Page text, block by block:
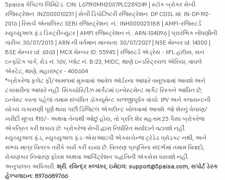
5paisa કેપિટલ લિમિટેડ. CIN: L67190MH2007PLC289249 | સ્ટૉક બ્રોકર સેબી
રજિસ્ટ્રેશન: INZ000010231 | સેબી ડિપોઝિટરી રજિસ્ટ્રેશન: DP CDSL માં: IN-DP-192-
2016 | રિસર્ચ એનાલિસ્ટ SEBI રજિસ્ટ્રેશન. નં.: INH000025188 | AMFI-રજિસ્ટર્ડ
મ્યુચ્યુઅલ ફંડ ડિસ્ટ્રીબ્યુટર | AMFI રજિસ્ટ્રેશન નં.: ARN-104096 | પ્રારંભિક નોંધણીની
તારીખ: 30/07/2015 | ARN ની વર્તમાન માન્યતા: 30/07/2027 | NSE મેમ્બર id: 14300 |
BSE મેમ્બર id: 6363 | MCX મેમ્બર ID: 55945 | રજિસ્ટર્ડ ઍડ્રેસ - IIFL હાઉસ, સન
ઇન્ફોટેક પાર્ક, રોડ નં. 16V, પ્લોટ નં. B-23, MIDC, થાણે ઇન્ડસ્ટ્રિયલ એરિયા, વાઘલે
એસ્ટેટ, થાણે, મહારાષ્ટ્ર - 400604
*બ્રોકરેજ ફ્લેટ ફી/અમલમાં મુકવામાં આવેલ ઑર્ડરના આધારે વસૂલવામાં આવશે અને
ટકાવારીના આધારે નહીં. સિક્યોરિટીઝ માર્કેટમાં ઇન્વેસ્ટમેન્ટ માર્કેટ રિસ્કને આધિન છે,
ઇન્વેસ્ટ કરતા પહેલાં તમામ સંબંધિત ડૉક્યૂમેન્ટ કાળજીપૂર્વક વાંચો. IPV અને ક્લાયન્ટની
યોગ્ય ચકાસણી પૂર્ણ થયા પછી ડિજિટલ એકાઉન્ટ ખોલવામાં આવશે. જો શેરનું વેચાણ/
ખરીદી મૂલ્ય ₹10/- અથવા તેનાથી ઓછું હોય, તો પ્રતિ શેર મહત્તમ 25 પૈસા બ્રોકરેજ
એકત્રિત કરી શકાય છે. બ્રોકરેજ સેબી દ્વારા નિર્ધારિત મર્યાદાને વટાવશે નહીં.
મ્યુચ્યુઅલ ફંડ, મ્યુચ્યુઅલ ફંડ-એસઆઇપી એક્સચેન્જ ટ્રેડેડ પ્રૉડક્ટ નથી, અને
સભ્ય માત્ર વિતરક તરીકે કાર્ય કરી રહ્યા છે. વિતરણ પ્રવૃત્તિના સંદર્ભમાં તમામ વિવાદો,
રોકાણકાર નિવારણ ફોરમ અથવા આર્બિટ્રેશન પદ્ધતિની ઍક્સેસ ધરાવશે નહીં.
અનુપાલન અધિકારી: શ્રી. રવિન્દ્ર કલ્વંકર, ઇમેઇલ: support@5paisa.com, સપોર્ટ ડેસ્ક
હેલ્પલાઇન: 8976689766